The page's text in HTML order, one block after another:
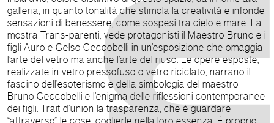
galleria, in quanto tonalità che stimola la creatività e infonde
sensazioni di benessere, come sospesi tra cielo e mare. La
mostra Trans-parenti, vede protagonisti il Maestro Bruno e i
figli Auro e Celso Ceccobelli in un’esposizione che omaggia
l’arte del vetro ma anche l’arte del riuso. Le opere esposte,
realizzate in vetro pressofuso o vetro riciclato, narrano il
fascino dell’esoterismo e della simbologia del maestro
Bruno Ceccobelli e l’enigma delle riflessioni contemporanee
dei figli. Trait d’union la trasparenza, che è guardare
“attraverso” le cose, coglierle nella loro essenza. È proprio